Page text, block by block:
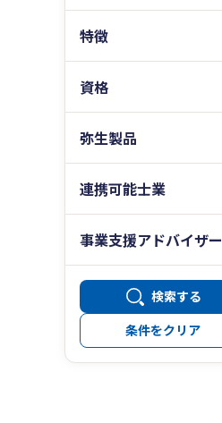
特徴
資格
弥生製品
連携可能士業
事業支援アドバイザー
検索する
条件をクリア